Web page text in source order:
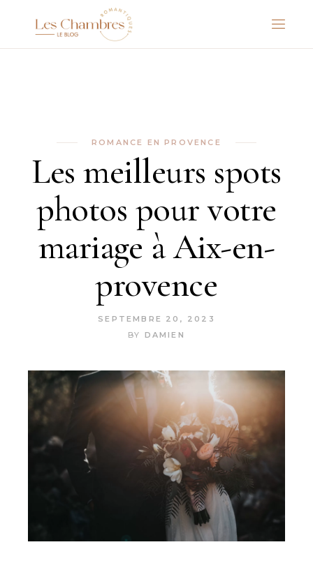
ROMANCE EN PROVENCE
Les meilleurs spots
photos pour votre
mariage à Aix-en-
provence
SEPTEMBRE 20, 2023
BY DAMIEN